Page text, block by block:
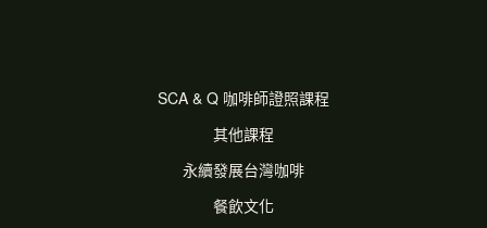
SCA & Q 咖啡師證照課程
其他課程
永續發展台灣咖啡
餐飲文化